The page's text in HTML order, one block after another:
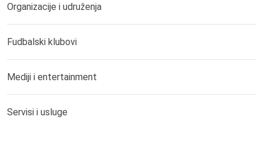
Organizacije i udruženja
Fudbalski klubovi
Mediji i entertainment
Servisi i usluge